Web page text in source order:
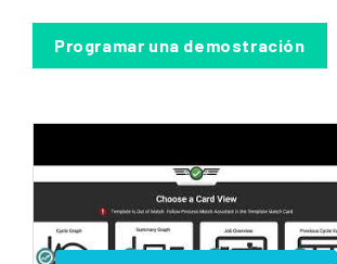
Programar una demostración